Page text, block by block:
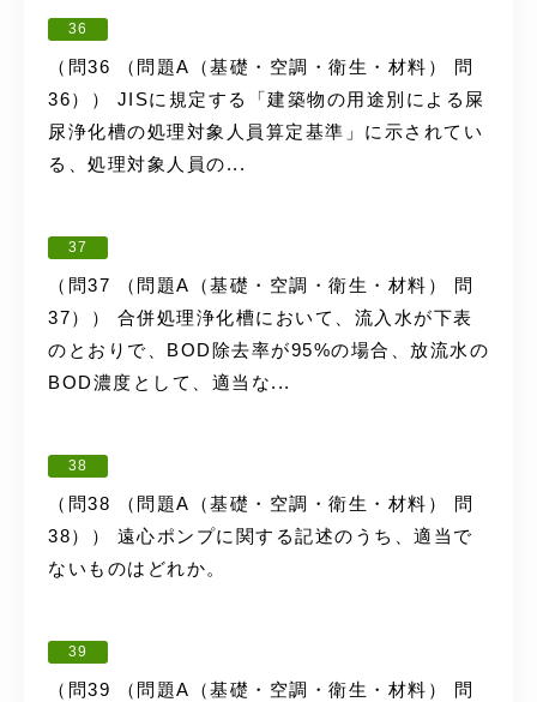
36
（問36 （問題A（基礎・空調・衛生・材料） 問
36）） JISに規定する「建築物の用途別による屎
尿浄化槽の処理対象人員算定基準」に示されてい
る、処理対象人員の...
37
（問37 （問題A（基礎・空調・衛生・材料） 問
37）） 合併処理浄化槽において、流入水が下表
のとおりで、BOD除去率が95%の場合、放流水の
BOD濃度として、適当な...
38
（問38 （問題A（基礎・空調・衛生・材料） 問
38）） 遠心ポンプに関する記述のうち、適当で
ないものはどれか。
39
（問39 （問題A（基礎・空調・衛生・材料） 問